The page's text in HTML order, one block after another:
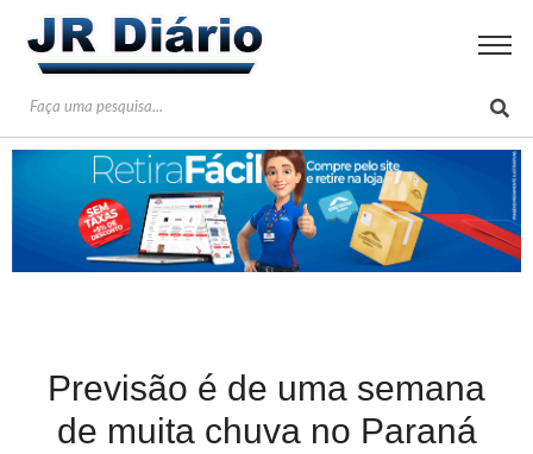
Previsão é de uma semana
de muita chuva no Paraná